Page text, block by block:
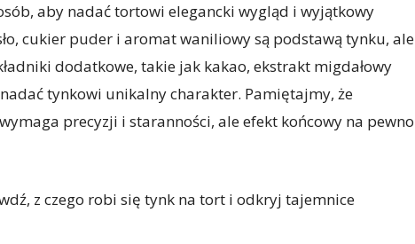
aby nadać tortowi elegancki wygląd i wyjątkowy
cukier puder i aromat waniliowy są podstawą tynku, ale
dodatkowe, takie jak kakao, ekstrakt migdałowy
tynkowi unikalny charakter. Pamiętajmy, że
precyzji i staranności, ale efekt końcowy na pewno
z czego robi się tynk na tort i odkryj tajemnice